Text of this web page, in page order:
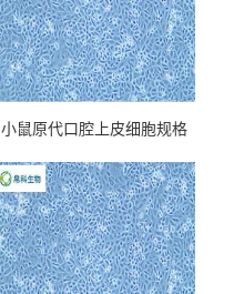
小鼠原代口腔上皮细胞规格